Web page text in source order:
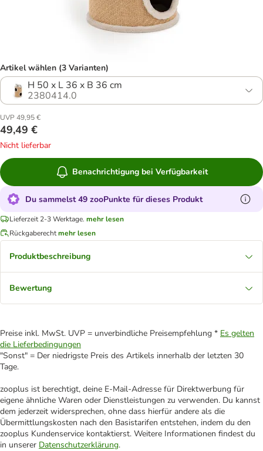
Artikel wählen (3 Varianten)
H 50 x L 36 x B 36 cm
2380414.0
UVP 49,95 €
49,49 €
Nicht lieferbar
Benachrichtigung bei Verfügbarkeit
Du sammelst 49 zooPunkte für dieses Produkt
Lieferzeit 2-3 Werktage. mehr lesen
Rückgaberechtmehr lesen
Produktbeschreibung
Bewertung
Preise inkl. MwSt. UVP = unverbindliche Preisempfehlung * Es gelten
die Lieferbedingungen
"Sonst" = Der niedrigste Preis des Artikels innerhalb der letzten 30
Tage.
zooplus ist berechtigt, deine E-Mail-Adresse für Direktwerbung für
eigene ähnliche Waren oder Dienstleistungen zu verwenden. Du kannst
dem jederzeit widersprechen, ohne dass hierfür andere als die
Übermittlungskosten nach den Basistarifen entstehen, indem du den
zooplus Kundenservice kontaktierst. Weitere Informationen findest du
in unserer Datenschutzerklärung.